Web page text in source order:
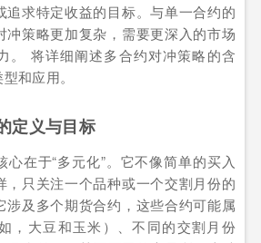
追求特定收益的目标。与单一合约的
冲策略更加复杂，需要更深入的市场
。 将详细阐述多合约对冲策略的含
和应用。
定义与目标
心在于“多元化”。它不像简单的买入
，只关注一个品种或一个交割月份的
涉及多个期货合约，这些合约可能属
，大豆和玉米）、不同的交割月份